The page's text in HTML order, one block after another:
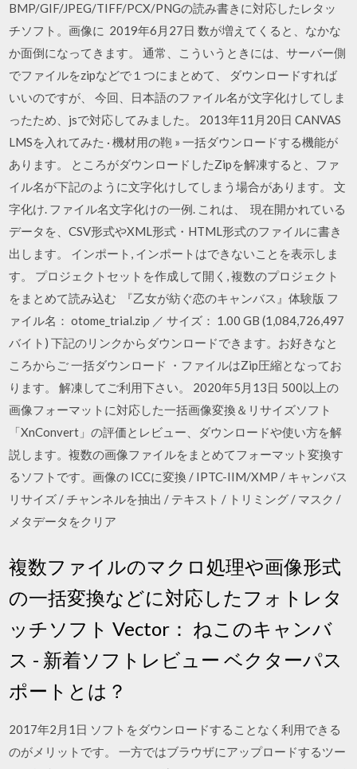
BMP/GIF/JPEG/TIFF/PCX/PNGの読み書きに対応したレタッ
チソフト。画像に 2019年6月27日 数が増えてくると、なかな
か面倒になってきます。 通常、こういうときには、サーバー側
でファイルをzipなどで１つにまとめて、 ダウンロードすれば
いいのですが、 今回、日本語のファイル名が文字化けしてしま
ったため、jsで対応してみました。 2013年11月20日 CANVAS
LMSを入れてみた · 機材用の鞄 » 一括ダウンロードする機能が
あります。 ところがダウンロードしたZipを解凍すると、ファ
イル名が下記のように文字化けしてしまう場合があります。 文
字化け. ファイル名文字化けの一例. これは、 現在開かれている
データを、CSV形式やXML形式・HTML形式のファイルに書き
出します。 インポート, インポートはできないことを表示しま
す。 プロジェクトセットを作成して開く, 複数のプロジェクト
をまとめて読み込む 『乙女が紡ぐ恋のキャンバス』体験版 フ
ァイル名： otome_trial.zip ／ サイズ： 1.00 GB (1,084,726,497
バイト) 下記のリンクからダウンロードできます。お好きなと
ころからご 一括ダウンロード ・ファイルはZip圧縮となってお
ります。 解凍してご利用下さい。 2020年5月13日 500以上の
画像フォーマットに対応した一括画像変換＆リサイズソフト
「XnConvert」の評価とレビュー、ダウンロードや使い方を解
説します。複数の画像ファイルをまとめてフォーマット変換す
るソフトです。画像の ICCに変換 / IPTC-IIM/XMP / キャンバス
リサイズ / チャンネルを抽出 / テキスト / トリミング / マスク /
メタデータをクリア
複数ファイルのマクロ処理や画像形式
の一括変換などに対応したフォトレタ
ッチソフト Vector： ねこのキャンバ
ス - 新着ソフトレビュー ベクターパス
ポートとは？
2017年2月1日 ソフトをダウンロードすることなく利用できる
のがメリットです。 一方ではブラウザにアップロードするツー